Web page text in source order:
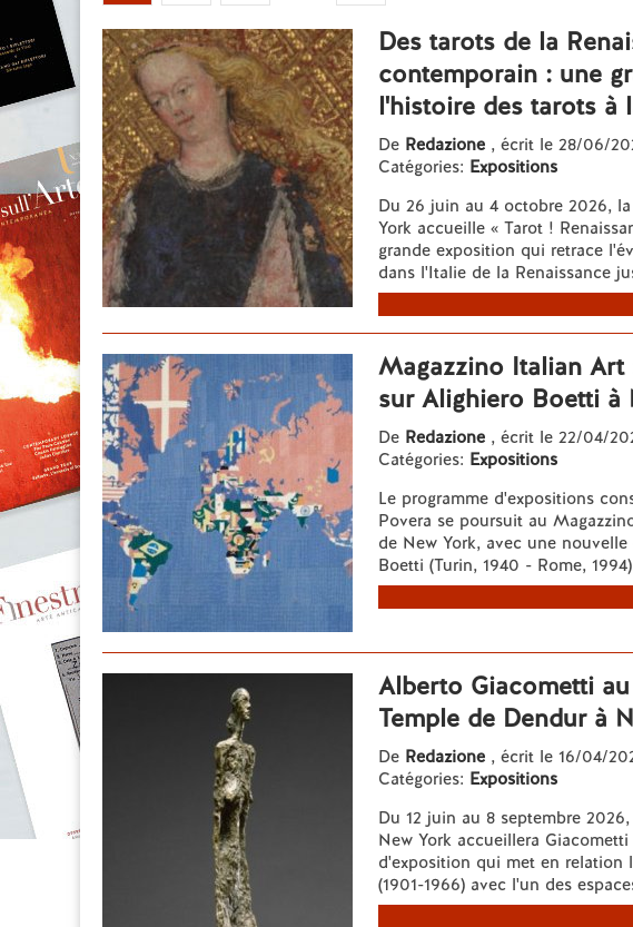
Des tarots de la
contemporain : une
l'histoire des tarots à
De Redazione , écrit le 28/06/
Catégories: Expositions
Du 26 juin au 4 octobre 2026,
York accueille « Tarot !
grande exposition qui retrace
dans l'Italie de la Renaissance
Magazzino Italian
sur Alighiero Boetti à
De Redazione , écrit le 22/04/
Catégories: Expositions
Le programme d'expositions
Povera se poursuit au
de New York, avec une
Boetti (Turin, 1940 - Rome,
Alberto Giacometti
Temple de Dendur à
De Redazione , écrit le 16/04/
Catégories: Expositions
Du 12 juin au 8 septembre
New York accueillera
d'exposition qui met en relation
(1901-1966) avec l'un des